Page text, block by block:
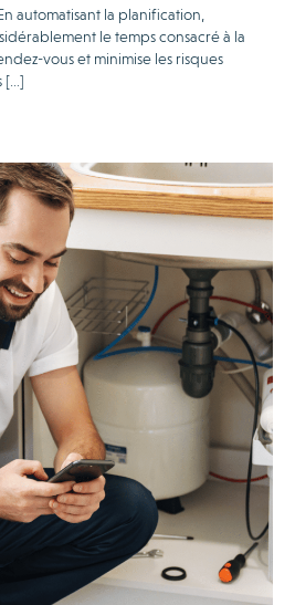
automatisant la planification,
le temps consacré à la
vous et minimise les risques
[…]